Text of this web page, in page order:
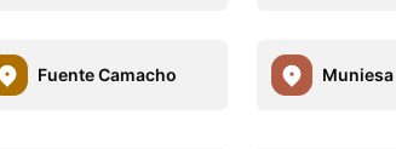
Fuente Camacho Muniesa